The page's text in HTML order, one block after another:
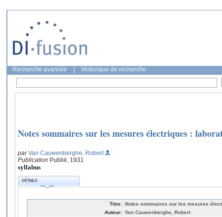
Recherche avancée Historique de recherche
Notes sommaires sur les mesures électriques :
parVan Cauwenberghe, Robert
Publication Publié, 1931
syllabus
DÉTAILS
Titre: Notes sommaires sur les mesures
Auteur: Van Cauwenberghe, Robert